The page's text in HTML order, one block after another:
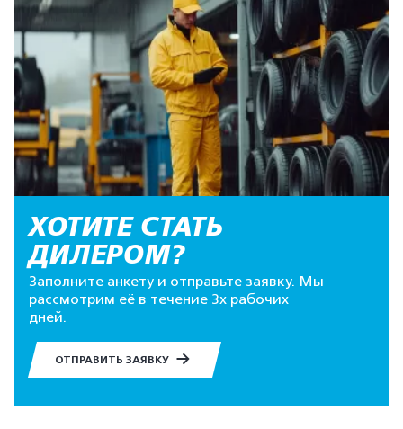
ХОТИТЕ СТАТЬ
ДИЛЕРОМ?
Заполните анкету и отправьте заявку. Мы
рассмотрим её в течение 3х рабочих
дней.
ОТПРАВИТЬ ЗАЯВКУ